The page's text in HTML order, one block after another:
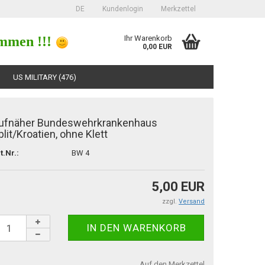
DE Kundenlogin
erstellen
Merkzettel
!!! Ihr Warenkorb
0,00 EUR
US MILITARY (476)
Bundeswehrkrankenhaus
Kroatien, ohne Klett
BW 4
5,00 EUR
zzgl. Versand